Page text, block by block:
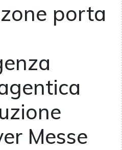
porta
Messe